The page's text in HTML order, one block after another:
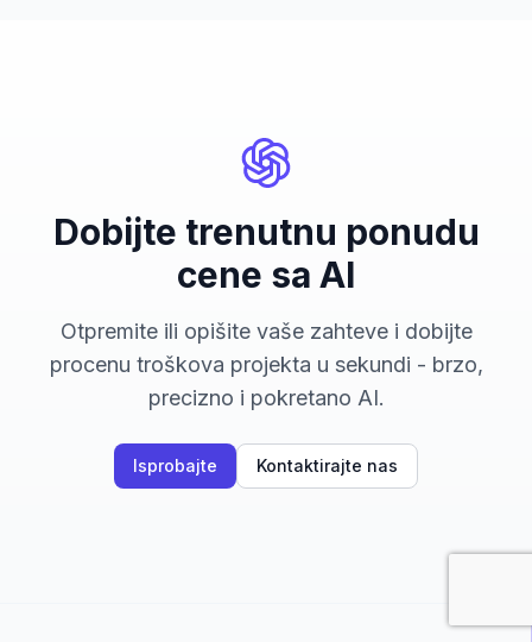
Dobijte trenutnu ponudu
cene sa AI
Otpremite ili opišite vaše zahteve i dobijte
procenu troškova projekta u sekundi - brzo,
precizno i pokretano AI.
Isprobajte Kontaktirajte nas